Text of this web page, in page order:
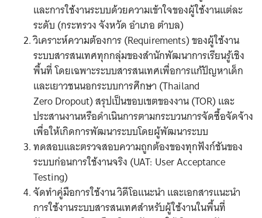
และการใช้งานระบบด้วยความเข้าใจของผู้ใช้งานแต่ละ
ระดับ (กระทรวง จังหวัด อำเภอ ตำบล)
วิเคราะห์ความต้องการ (Requirements) ของผู้ใช้งาน
ระบบสารสนเทศทุกกลุ่มของสำนักพัฒนาการเรียนรู้เชิง
พื้นที่ โดยเฉพาะระบบสารสนเทศเพื่อการแก้ปัญหาเด็ก
และเยาวชนนอกระบบการศึกษา (Thailand
Zero Dropout) สรุปเป็นขอบเขตของงาน (TOR) และ
ประสานงานหรือดำเนินการตามกระบวนการจัดซื้อจัดจ้าง
เพื่อให้เกิดการพัฒนาระบบโดยผู้พัฒนาระบบ
ทดสอบและตรวจสอบความถูกต้องของทุกฟังก์ชันของ
ระบบก่อนการใช้งานจริง (UAT: User Acceptance
Testing)
จัดทำคู่มือการใช้งาน วิดีโอแนะนำ และเอกสารแนะนำ
การใช้งานระบบสารสนเทศสำหรับผู้ใช้งานในพื้นที่